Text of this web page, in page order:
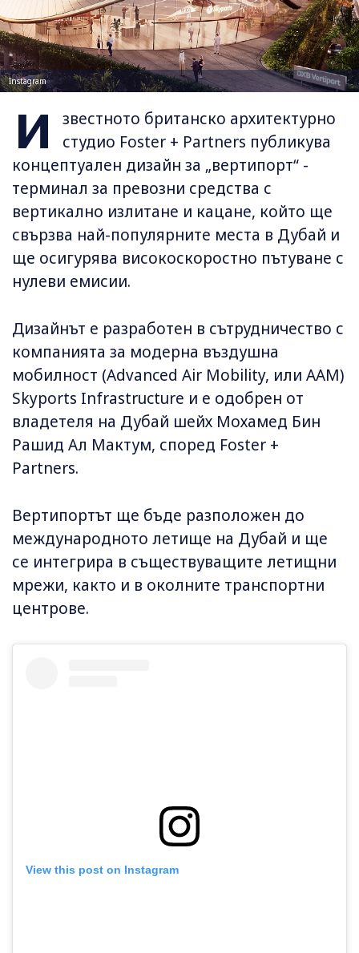
Instagram
И
звестното британско архитектурно
студио Foster + Partners публикува
концептуален дизайн за „вертипорт“ -
терминал за превозни средства с
вертикално излитане и кацане, който ще
свързва най-популярните места в Дубай и
ще осигурява високоскоростно пътуване с
нулеви емисии.
Дизайнът е разработен в сътрудничество с
компанията за модерна въздушна
мобилност (Advanced Air Mobility, или AAM)
Skyports Infrastructure и е одобрен от
владетеля на Дубай шейх Мохамед Бин
Рашид Ал Мактум, според Foster +
Partners.
Вертипортът ще бъде разположен до
международното летище на Дубай и ще
се интегрира в съществуващите летищни
мрежи, както и в околните транспортни
центрове.
View this post on Instagram